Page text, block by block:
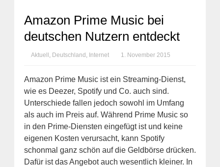
Amazon Prime Music bei
deutschen Nutzern entdeckt
Aktuell , Deutschland , Internet 1. November 2015
Amazon Prime Music ist ein Streaming-Dienst,
wie es Deezer, Spotify und Co. auch sind.
Unterschiede fallen jedoch sowohl im Umfang
als auch im Preis auf. Während Prime Music so
in den Prime-Diensten eingefügt ist und keine
eigenen Kosten verursacht, kann Spotify
schonmal ganz schön auf die Geldbörse drücken.
Dafür ist das Angebot auch wesentlich kleiner. In